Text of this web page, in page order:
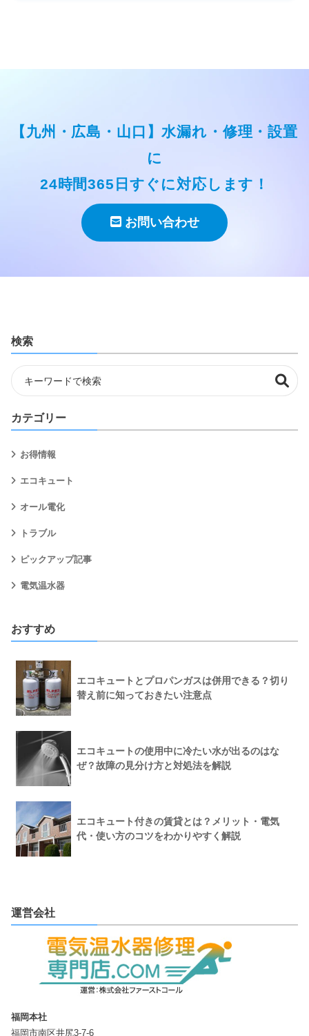
【九州・広島・山口】水漏れ・修理・設置
に
24時間365日すぐに対応します！
お問い合わせ
検索
カテゴリー
お得情報
エコキュート
オール電化
トラブル
ピックアップ記事
電気温水器
おすすめ
エコキュートとプロパンガスは併用できる？切り
替え前に知っておきたい注意点
エコキュートの使用中に冷たい水が出るのはな
ぜ？故障の見分け方と対処法を解説
エコキュート付きの賃貸とは？メリット・電気
代・使い方のコツをわかりやすく解説
運営会社
福岡本社
福岡市南区井尻3-7-6